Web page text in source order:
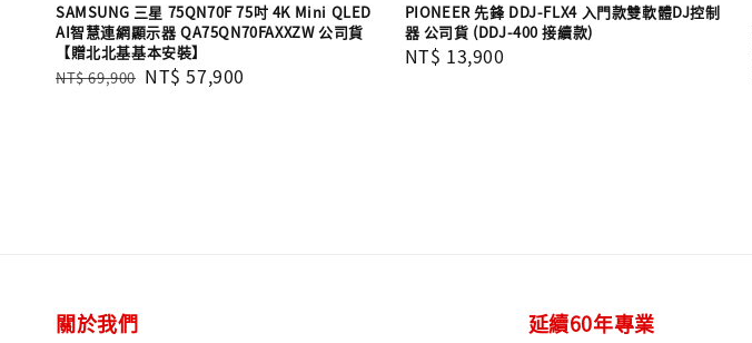
SAMSUNG 三星 75QN70F 75吋 4K Mini QLED
AI智慧連網顯示器 QA75QN70FAXXZW 公司貨
【贈北北基基本安裝】
Regular
NT$ 69,900 Sale
NT$ 57,900
PIONEER 先鋒 DDJ-FLX4 入門款雙軟體DJ控制
器 公司貨 (DDJ-400 接續款)
Regular
NT$ 13,900
關於我們 延續60年專業